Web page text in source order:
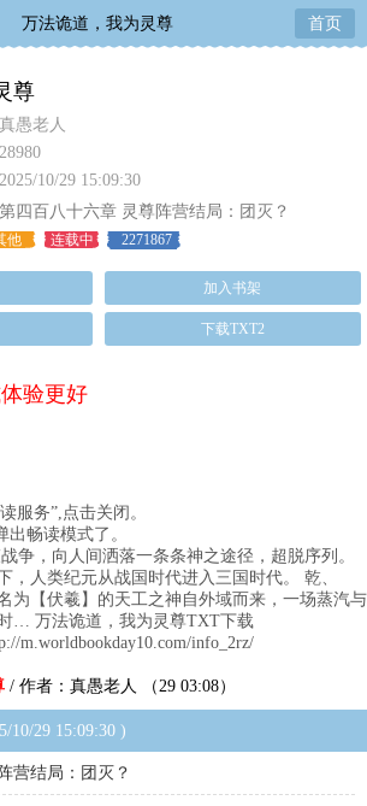
万法诡道，我为灵尊 首页
尊
愚老人
10/29 15:09:30
第四百八十六章 灵尊阵营结局：团灭？
他 连载中 2271867
加入书架
下载TXT2
验更好
服务”,点击关闭。
畅读模式了。
争，向人间洒落一条条神之途径，超脱序列。
，人类纪元从战国时代进入三国时代。 乾、
为【伏羲】的天工之神自外域而来，一场蒸汽与
… 万法诡道，我为灵尊TXT下载
m.worldbookday10.com/info_2rz/
/ 作者：真愚老人 （29 03:08）
10/29 15:09:30 )
营结局：团灭？